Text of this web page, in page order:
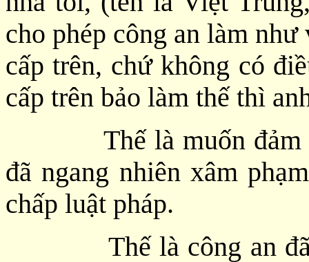
cho phép công an làm
cấp trên, chứ không có
cấp trên bảo làm thế thì
Thế là muốn đảm
đã ngang nhiên xâm
chấp luật pháp.
Thế là công an đã